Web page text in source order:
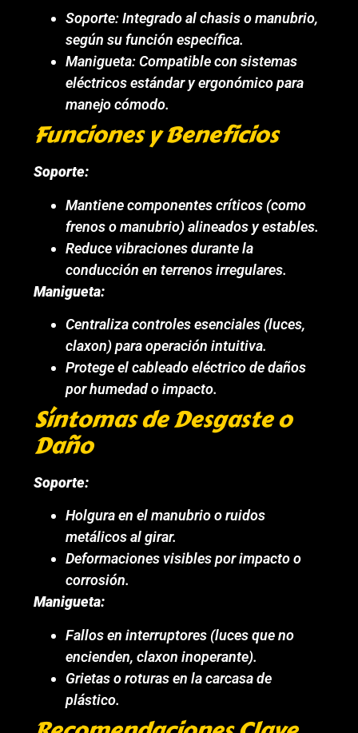
Soporte: Integrado al chasis o manubrio,
según su función específica.
Manigueta: Compatible con sistemas
eléctricos estándar y ergonómico para
manejo cómodo.
Funciones y Beneficios
Soporte:
Mantiene componentes críticos (como
frenos o manubrio) alineados y estables.
Reduce vibraciones durante la
conducción en terrenos irregulares.
Manigueta:
Centraliza controles esenciales (luces,
claxon) para operación intuitiva.
Protege el cableado eléctrico de daños
por humedad o impacto.
Síntomas de Desgaste o
Daño
Soporte:
Holgura en el manubrio o ruidos
metálicos al girar.
Deformaciones visibles por impacto o
corrosión.
Manigueta:
Fallos en interruptores (luces que no
encienden, claxon inoperante).
Grietas o roturas en la carcasa de
plástico.